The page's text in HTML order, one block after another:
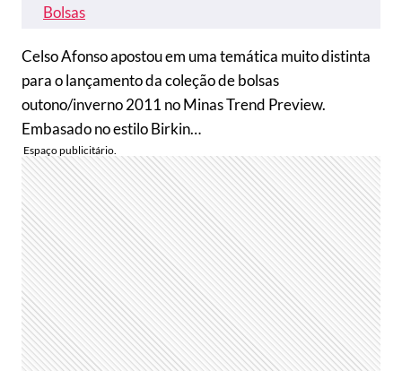
Bolsas
Celso Afonso apostou em uma temática muito distinta
para o lançamento da coleção de bolsas
outono/inverno 2011 no Minas Trend Preview.
Embasado no estilo Birkin…